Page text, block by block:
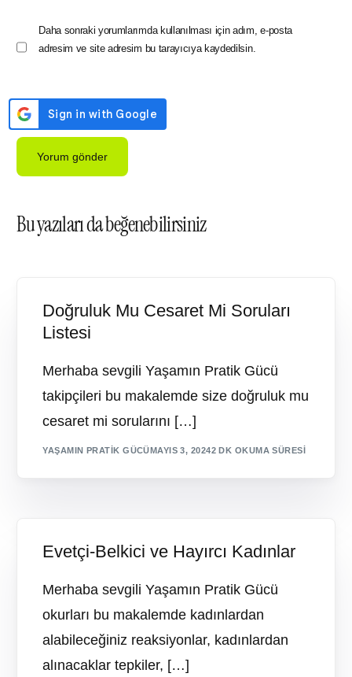
Daha sonraki yorumlarımda kullanılması için adım, e-posta
adresim ve site adresim bu tarayıcıya kaydedilsin.
Bu yazıları da beğenebilirsiniz
Doğruluk Mu Cesaret Mi Soruları
Listesi
Merhaba sevgili Yaşamın Pratik Gücü
takipçileri bu makalemde size doğruluk mu
cesaret mi sorularını […]
YAŞAMIN PRATIK GÜCÜ MAYIS 3, 20242 DK OKUMA SÜRESI
Evetçi-Belkici ve Hayırcı Kadınlar
Merhaba sevgili Yaşamın Pratik Gücü
okurları bu makalemde kadınlardan
alabileceğiniz reaksiyonlar, kadınlardan
alınacaklar tepkiler, […]